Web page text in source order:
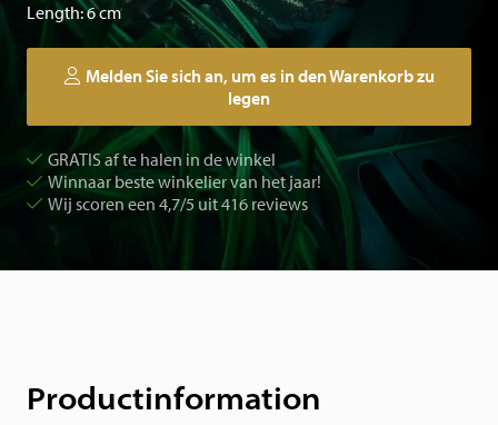
Length: 6 cm
Melden Sie sich an, um es in den Warenkorb zu
legen
GRATIS af te halen in de winkel
Winnaar beste winkelier van het jaar!
Wij scoren een 4,7/5 uit 416 reviews
Productinformation